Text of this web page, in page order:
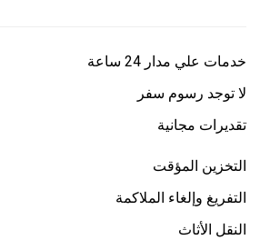
خدمات علي مدار 24 ساعة
لا توجد رسوم سفر
تقديرات مجانية
التخزين المؤقت
التفريغ وإلغاء الملاكمة
النقل الأثاث